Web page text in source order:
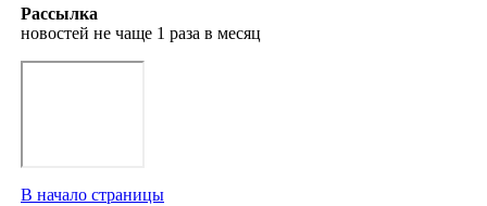
Рассылка
новостей не чаще 1 раза в месяц
В начало страницы